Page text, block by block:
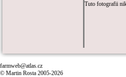
Tuto fotografii
farmweb@atlas.cz
© Martin Rosta 2005-2026